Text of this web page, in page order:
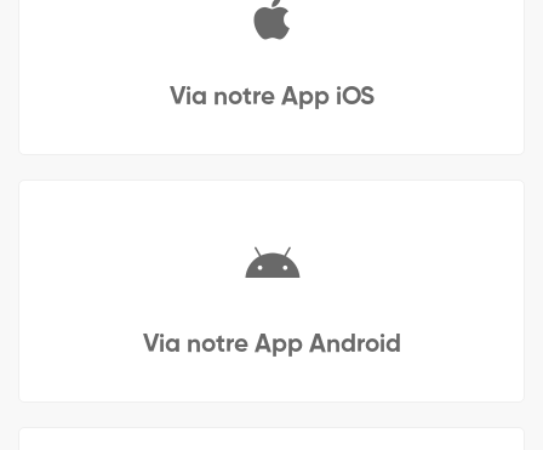
Via notre App iOS
Via notre App Android